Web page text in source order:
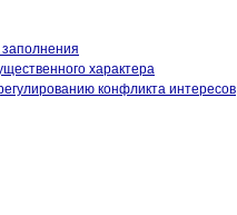
характера
конфликта интересов